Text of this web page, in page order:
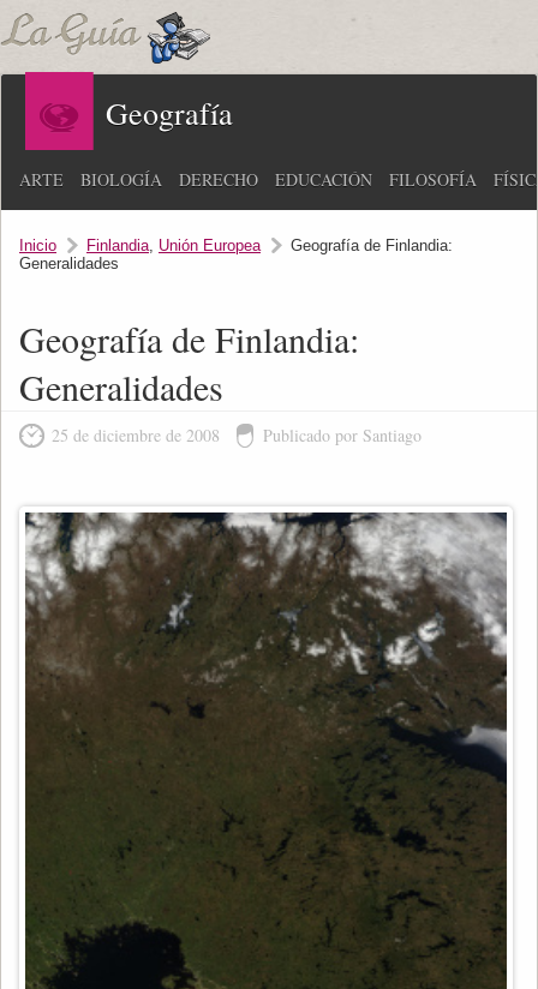
Geografía
ARTE BIOLOGÍA DERECHO EDUCACIÓN FILOSOFÍA
Inicio Finlandia, Unión Europea
Geografía de Finlandia:
Generalidades
Geografía de Finlandia:
Generalidades
25 de diciembre de 2008 Publicado por Santiago